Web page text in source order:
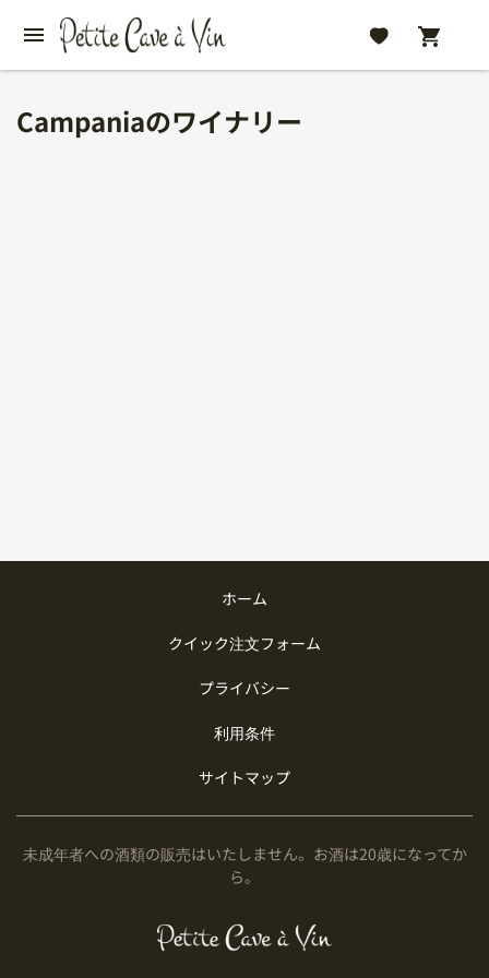
Campaniaのワイナリー
ホーム
クイック注文フォーム
プライバシー
利用条件
サイトマップ
未成年者への酒類の販売はいたしません。お酒は20歳になってか
ら。